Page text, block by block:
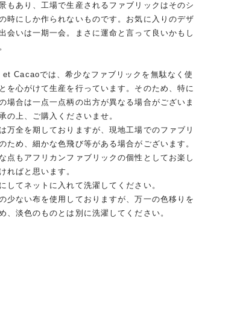
もあり、工場で生産されるファブリックはそのシ
時にしか作られないものです。お気に入りのデザ
会いは一期一会。まさに運命と言って良いかもし
Cacaoでは、希少なファブリックを無駄なく使
を心がけて生産を行っています。そのため、特に
場合は一点一点柄の出方が異なる場合がございま
の上、ご購入くださいませ。
万全を期しておりますが、現地工場でのファブリ
ため、細かな色飛び等がある場合がございます。
点もアフリカンファブリックの個性としてお楽し
ればと思います。
してネットに入れて洗濯してください。
少ない布を使用しておりますが、万一の色移りを
、淡色のものとは別に洗濯してください。